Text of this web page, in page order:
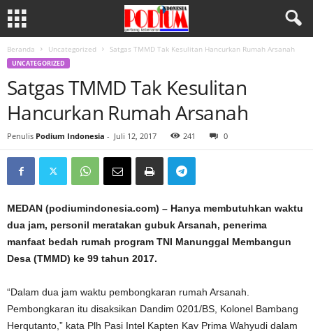
Beranda Uncategorized Satgas TMMD Tak Kesulitan Hancurkan Rumah Arsanah
UNCATEGORIZED
Satgas TMMD Tak Kesulitan
Hancurkan Rumah Arsanah
Penulis Podium Indonesia - Juli 12, 2017 241 0
MEDAN (podiumindonesia.com) – Hanya membutuhkan waktu
dua jam, personil meratakan gubuk Arsanah, penerima
manfaat bedah rumah program TNI Manunggal Membangun
Desa (TMMD) ke 99 tahun 2017.
“Dalam dua jam waktu pembongkaran rumah Arsanah.
Pembongkaran itu disaksikan Dandim 0201/BS, Kolonel Bambang
Herqutanto,” kata Plh Pasi Intel Kapten Kav Prima Wahyudi dalam